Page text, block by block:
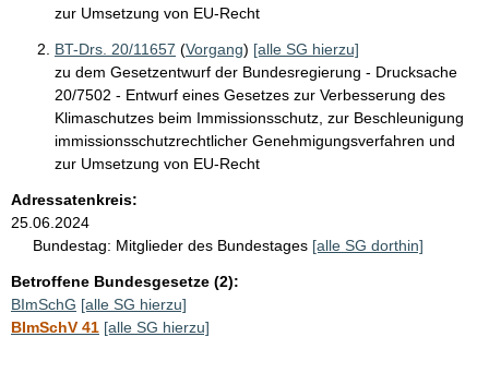
zur Umsetzung von EU-Recht
BT-Drs. 20/11657 (Vorgang) [alle SG hierzu]
zu dem Gesetzentwurf der Bundesregierung - Drucksache
20/7502 - Entwurf eines Gesetzes zur Verbesserung des
Klimaschutzes beim Immissionsschutz, zur Beschleunigung
immissionsschutzrechtlicher Genehmigungsverfahren und
zur Umsetzung von EU-Recht
Adressatenkreis:
25.06.2024
Bundestag: Mitglieder des Bundestages [alle SG dorthin]
Betroffene Bundesgesetze (2):
BImSchG [alle SG hierzu]
BImSchV 41 [alle SG hierzu]